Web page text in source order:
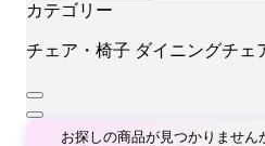
カテゴリー
チェア・椅子 ダイニングチェ
お探しの商品が見つかりません